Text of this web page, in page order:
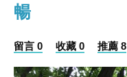
暢
留言 0 收藏 0 推薦 8